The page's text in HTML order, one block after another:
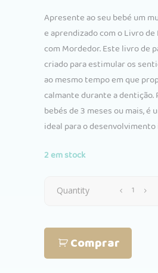
Apresente ao seu bebé um
e aprendizado com o Livro de
com Mordedor. Este livro de
criado para estimular os
ao mesmo tempo em que
calmante durante a
bebés de 3 meses ou mais, é
ideal para o
2 em stock
Livro
Com
Quantity
Comprar